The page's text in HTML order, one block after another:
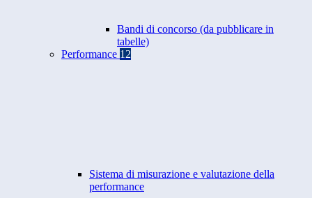
Bandi di concorso (da pubblicare in
tabelle)
Performance 12
Sistema di misurazione e valutazione della
performance